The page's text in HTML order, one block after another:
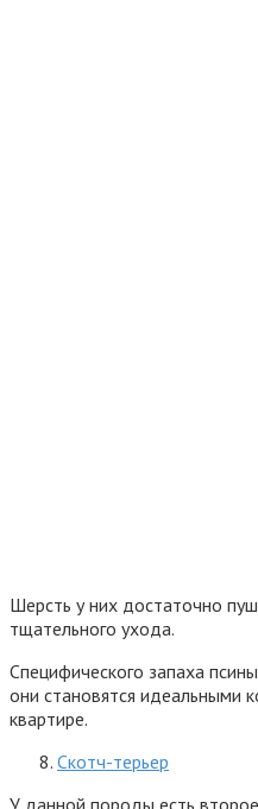
Шерсть у них достаточно
тщательного ухода.
Специфического запаха
они становятся идеальными
квартире.
Скотч-терьер